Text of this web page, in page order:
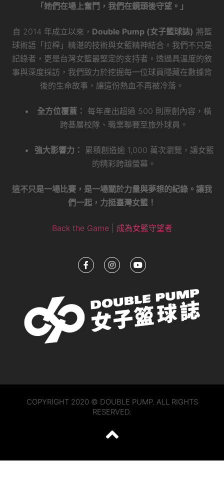
「她們在場上奮鬥，我們在鏡頭後守望。」
自 2014 年成立以來， Double Pump (女子籃球誌) 將籃
球術語「拉桿」精湛的技術與女籃精神結合。我們不只是
記錄者，更是台灣女籃最堅定的支持者。透過具溫度的敘
事與深度採訪，我們致力於挖掘每一位球員隱藏在數據背
後的生命故事，讓這份熱血不再被冷落。
全方位覆蓋： 每年產出超過 500 則原創內容，橫
跨基層校隊、職業聯賽至旅外球員。
強大影響力：
累積創造逾 1,000 萬次瀏覽，讓女籃
的精彩跨越螢幕。
這不只是一場比賽，是一場關於力量與夢想的紀錄。讓我
們一起，力挺臺灣女籃！
Back the Game | 成為女籃守望者
COPYRIGHT 2020 © DOUBLE PUMP. ALL RIGHTS
RESERVED.